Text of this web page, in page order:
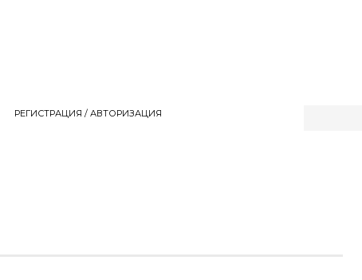
РЕГИСТРАЦИЯ / АВТОРИЗАЦИЯ